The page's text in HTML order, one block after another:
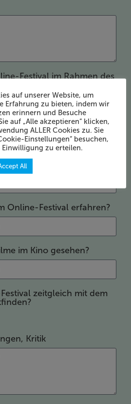
Festival im Rahmen des
angemessen?
Benutzerfreundlichkeit?
Online-Festival erfahren?
im Kino gesehen?
zeitgleich mit dem
Kritik
auf unserer Website, um
Erfahrung zu bieten, indem wir
erinnern und Besuche
auf „Alle akzeptieren“ klicken,
ALLER Cookies zu. Sie
Einstellungen“ besuchen,
zu erteilen.
All